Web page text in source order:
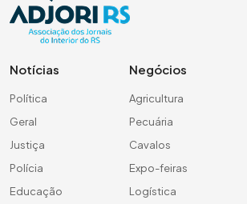
Notícias
Política
Geral
Justiça
Polícia
Educação
Negócios
Agricultura
Pecuária
Cavalos
Expo-feiras
Logística